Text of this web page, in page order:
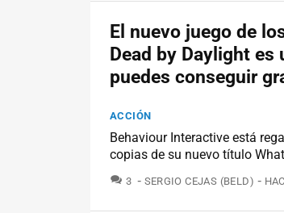
El nuevo juego de
Dead by Daylight es
puedes conseguir
ACCIÓN
Behaviour Interactive está
copias de su nuevo título
3 COMENTARIOS
SERGIO CEJAS (BELD)